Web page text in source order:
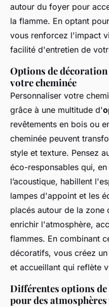
autour du foyer pour
la flamme. En optant
vous renforcez l'impact
facilité d'entretien de
Options de
votre cheminée
Personnaliser votre
grâce à une multitude d'
revêtements en bois ou
cheminée peuvent
style et texture. Pensez
éco-responsables qui, en
l’acoustique, habillent
lampes d'appoint et les
placés autour de la zone
enrichir l'atmosphère,
flammes. En combinant
décoratifs, vous créez
et accueillant qui reflète
Différentes options
pour des atmosphères